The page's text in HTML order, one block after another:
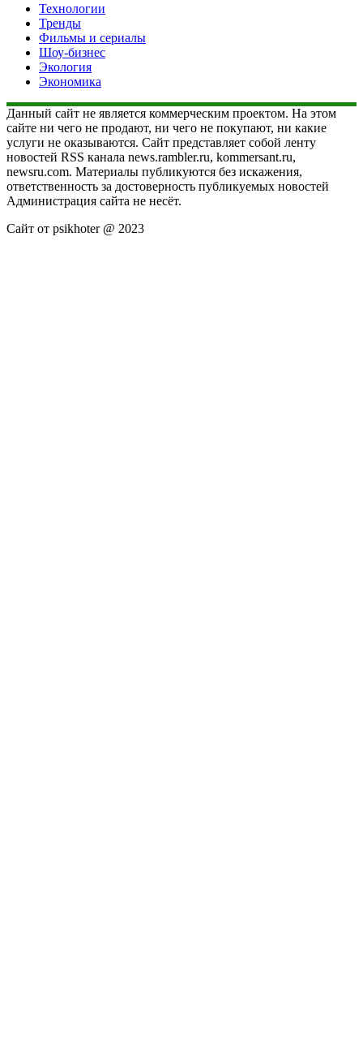
Технологии
Тренды
Фильмы и сериалы
Шоу-бизнес
Экология
Экономика
Данный сайт не является коммерческим проектом. На этом
сайте ни чего не продают, ни чего не покупают, ни какие
услуги не оказываются. Сайт представляет собой ленту
новостей RSS канала news.rambler.ru, kommersant.ru,
newsru.com. Материалы публикуются без искажения,
ответственность за достоверность публикуемых новостей
Администрация сайта не несёт.
Сайт от psikhoter @ 2023